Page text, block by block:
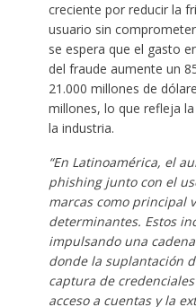
creciente por reducir la
usuario sin
se espera que el gasto
del fraude aumente un
21.000 millones de
millones, lo que refleja
la industria.
“En Latinoamérica, el
phishing junto con el
marcas como principal
determinantes. Estos
impulsando una
donde la suplantación
captura de
acceso a cuentas y la